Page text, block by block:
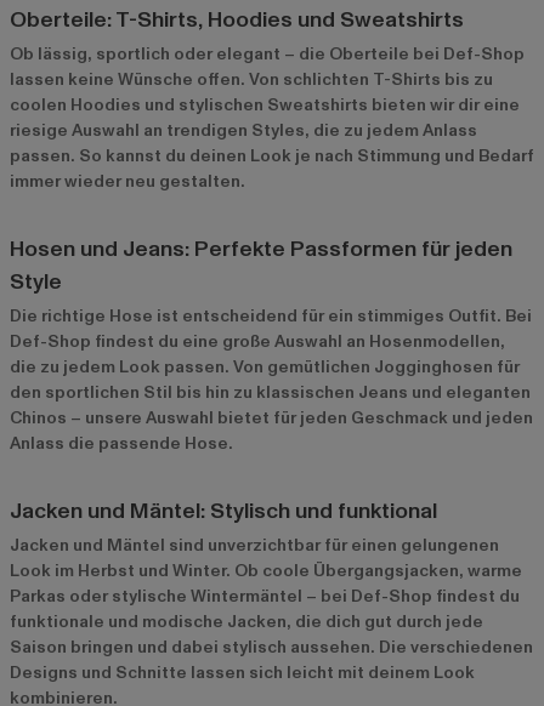
Oberteile: T-Shirts, Hoodies und Sweatshirts
Ob lässig, sportlich oder elegant – die Oberteile bei Def-Shop
lassen keine Wünsche offen. Von schlichten T-Shirts bis zu
coolen Hoodies und stylischen Sweatshirts bieten wir dir eine
riesige Auswahl an trendigen Styles, die zu jedem Anlass
passen. So kannst du deinen Look je nach Stimmung und Bedarf
immer wieder neu gestalten.
Hosen und Jeans: Perfekte Passformen für jeden
Style
Die richtige Hose ist entscheidend für ein stimmiges Outfit. Bei
Def-Shop findest du eine große Auswahl an Hosenmodellen,
die zu jedem Look passen. Von gemütlichen Jogginghosen für
den sportlichen Stil bis hin zu klassischen Jeans und eleganten
Chinos – unsere Auswahl bietet für jeden Geschmack und jeden
Anlass die passende Hose.
Jacken und Mäntel: Stylisch und funktional
Jacken und Mäntel sind unverzichtbar für einen gelungenen
Look im Herbst und Winter. Ob coole Übergangsjacken, warme
Parkas oder stylische Wintermäntel – bei Def-Shop findest du
funktionale und modische Jacken, die dich gut durch jede
Saison bringen und dabei stylisch aussehen. Die verschiedenen
Designs und Schnitte lassen sich leicht mit deinem Look
kombinieren.